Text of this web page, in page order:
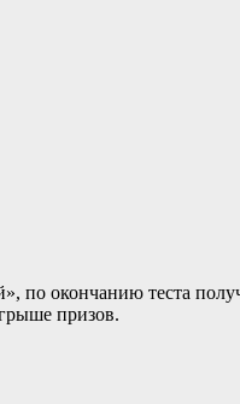
по окончанию теста
призов.